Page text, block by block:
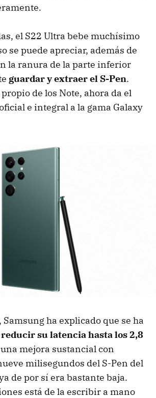
el S22 Ultra bebe muchísimo
se puede apreciar, además de
la ranura de la parte inferior
guardar y extraer el S-Pen.
de los Note, ahora da el
e integral a la gama Galaxy
Samsung ha explicado que se ha
reducir su latencia hasta los 2,8
mejora sustancial con
milisegundos del S-Pen del
de por sí era bastante baja.
está de la escribir a mano